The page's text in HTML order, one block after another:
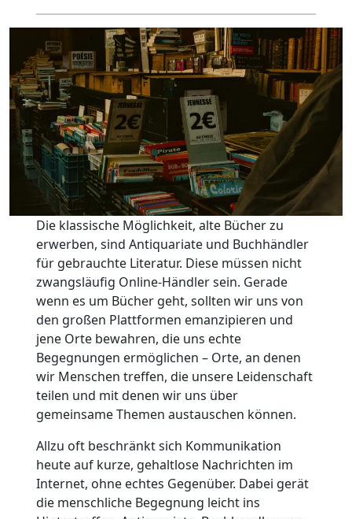
Die klassische Möglichkeit, alte Bücher zu
erwerben, sind Antiquariate und Buchhändler
für gebrauchte Literatur. Diese müssen nicht
zwangsläufig Online-Händler sein. Gerade
wenn es um Bücher geht, sollten wir uns von
den großen Plattformen emanzipieren und
jene Orte bewahren, die uns echte
Begegnungen ermöglichen – Orte, an denen
wir Menschen treffen, die unsere Leidenschaft
teilen und mit denen wir uns über
gemeinsame Themen austauschen können.
Allzu oft beschränkt sich Kommunikation
heute auf kurze, gehaltlose Nachrichten im
Internet, ohne echtes Gegenüber. Dabei gerät
die menschliche Begegnung leicht ins